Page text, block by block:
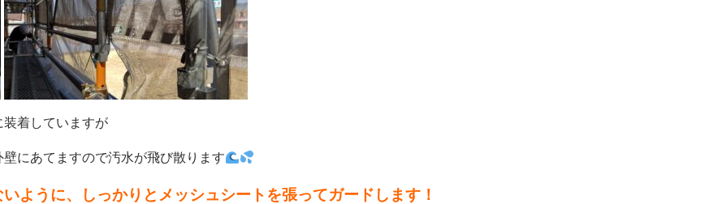
装着していますが
にあてますので汚水が飛び散ります
ように、しっかりとメッシュシートを張ってガードします！